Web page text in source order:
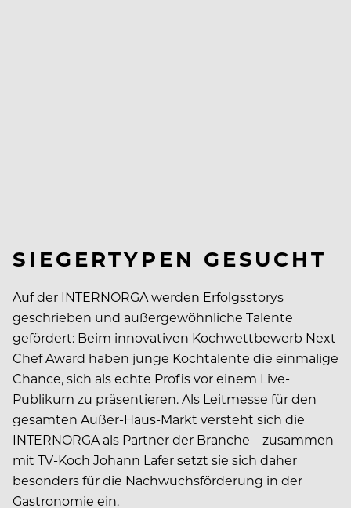
SIEGERTYPEN GESUCHT
Auf der INTERNORGA werden Erfolgsstorys
geschrieben und außergewöhnliche Talente
gefördert: Beim innovativen Kochwettbewerb Next
Chef Award haben junge Kochtalente die einmalige
Chance, sich als echte Profis vor einem Live-
Publikum zu präsentieren. Als Leitmesse für den
gesamten Außer-Haus-Markt versteht sich die
INTERNORGA als Partner der Branche – zusammen
mit TV-Koch Johann Lafer setzt sie sich daher
besonders für die Nachwuchsförderung in der
Gastronomie ein.